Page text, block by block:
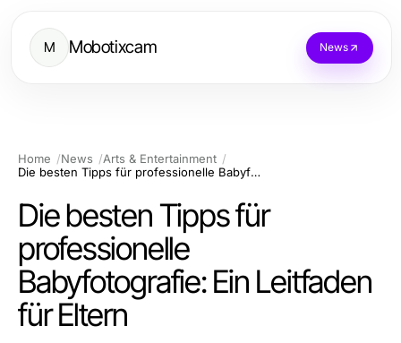
M Mobotixcam News
Home News
Arts & Entertainment
Die besten Tipps für professionelle Babyfotografie: Ein Leitfaden für Eltern
Die besten Tipps für
professionelle
Babyfotografie: Ein Leitfaden
für Eltern